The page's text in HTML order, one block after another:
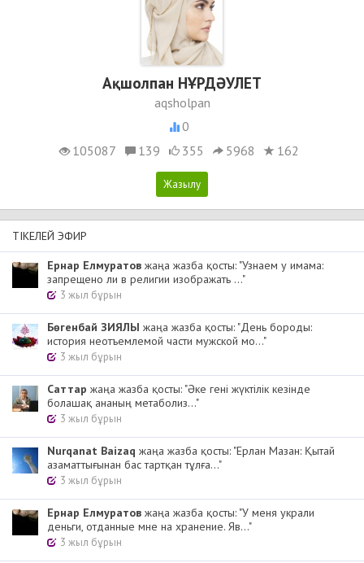
Ақшолпан НҰРДӘУЛЕТ
aqsholpan
0
105087
139 355 5968 162
ТІКЕЛЕЙ ЭФИР
Ернар Елмуратов жаңа жазба қосты: "Узнаем у имама:
запрещено ли в религии изображать ..."
3 жыл бұрын
Бөгенбай ЗИЯЛЫ жаңа жазба қосты: "День бороды:
история неотъемлемой части мужской мо..."
3 жыл бұрын
Cаттар жаңа жазба қосты: "Әке гені жүктілік кезінде
болашақ ананың метаболиз..."
3 жыл бұрын
Nurqanat Baizaq жаңа жазба қосты: "Ерлан Мазан: Қытай
азаматтығынан бас тартқан тұлға..."
3 жыл бұрын
Ернар Елмуратов жаңа жазба қосты: "У меня украли
деньги, отданные мне на хранение. Яв..."
3 жыл бұрын